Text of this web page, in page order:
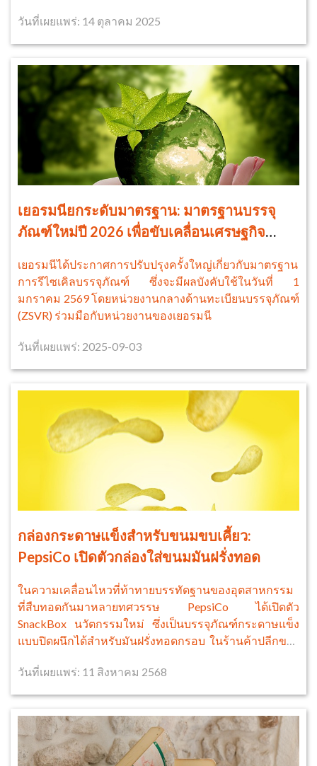
วันที่เผยแพร่: 14 ตุลาคม 2025
เยอรมนียกระดับมาตรฐาน: มาตรฐานบรรจุ
ภัณฑ์ใหม่ปี 2026 เพื่อขับเคลื่อนเศรษฐกิจ
เยอรมนีได้ประกาศการปรับปรุงครั้งใหญ่เกี่ยวกับมาตรฐาน
การรีไซเคิลบรรจุภัณฑ์ ซึ่งจะมีผลบังคับใช้ในวันที่ 1
มกราคม 2569 โดยหน่วยงานกลางด้านทะเบียนบรรจุภัณฑ์
(ZSVR) ร่วมมือกับหน่วยงานของเยอรมนี
วันที่เผยแพร่: 2025-09-03
กล่องกระดาษแข็งสำหรับขนมขบเคี้ยว:
PepsiCo เปิดตัวกล่องใส่ขนมมันฝรั่งทอด
ในความเคลื่อนไหวที่ท้าทายบรรทัดฐานของอุตสาหกรรม
ที่สืบทอดกันมาหลายทศวรรษ PepsiCo ได้เปิดตัว
SnackBox นวัตกรรมใหม่ ซึ่งเป็นบรรจุภัณฑ์กระดาษแข็ง
แบบปิดผนึกได้สำหรับมันฝรั่งทอดกรอบ ในร้านค้าปลีกของ
วันที่เผยแพร่: 11 สิงหาคม 2568